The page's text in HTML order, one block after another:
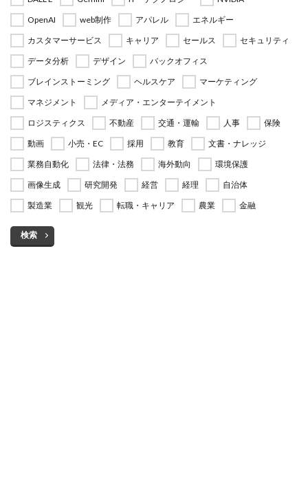
OpenAI
web制作 アパレル
エネルギー
カスタマーサービス
キャリア セールス
セキュリティ
データ分析
デザイン
バックオフィス
ブレインストーミング
ヘルスケア
マーケティング
マネジメント
メディア・エンターテイメント
ロジスティクス
不動産 交通・運輸 人事
保険
動画
小売・EC 採用 教育
文書・ナレッジ
業務自動化
法律・法務 海外動向
環境保護
画像生成
研究開発 経営 経理
自治体
製造業
観光 転職・キャリア 農業 金融
検索